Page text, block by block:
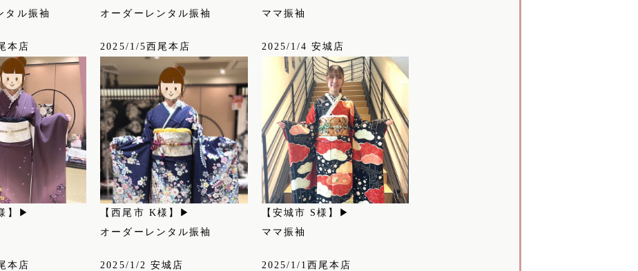
タル振袖
オーダーレンタル振袖
ママ振袖
本店
】▶
2025/1/5西尾本店
【西尾市 K様】▶
オーダーレンタル振袖
2025/1/4 安城店
【安城市 S様】▶
ママ振袖
本店 2025/1/2 安城店 2025/1/1西尾本店